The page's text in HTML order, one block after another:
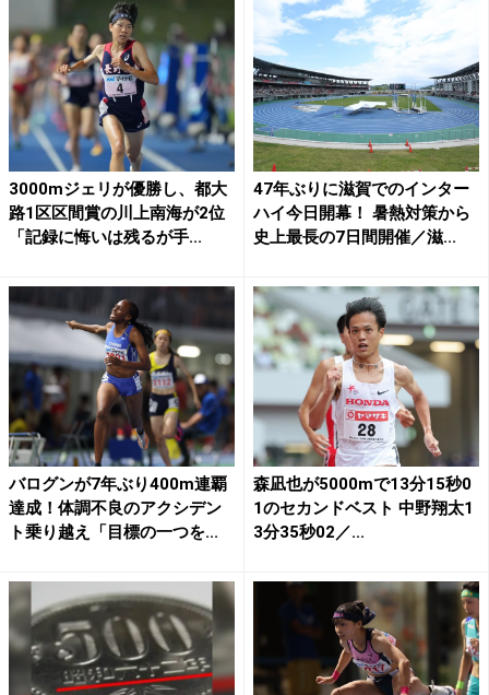
3000mジェリが優勝し、都大
路1区区間賞の川上南海が2位
「記録に悔いは残るが手...
47年ぶりに滋賀でのインター
ハイ今日開幕！ 暑熱対策から
史上最長の7日間開催／滋...
バログンが7年ぶり400m連覇
達成！体調不良のアクシデン
ト乗り越え「目標の一つを...
森凪也が5000mで13分15秒0
1のセカンドベスト 中野翔太1
3分35秒02／...